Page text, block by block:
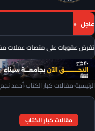
عاجل
عقوبات على منصات عملات
الرئيسية›مقالات كبار الكتاب›أحمد
مقالات كبار الكتاب